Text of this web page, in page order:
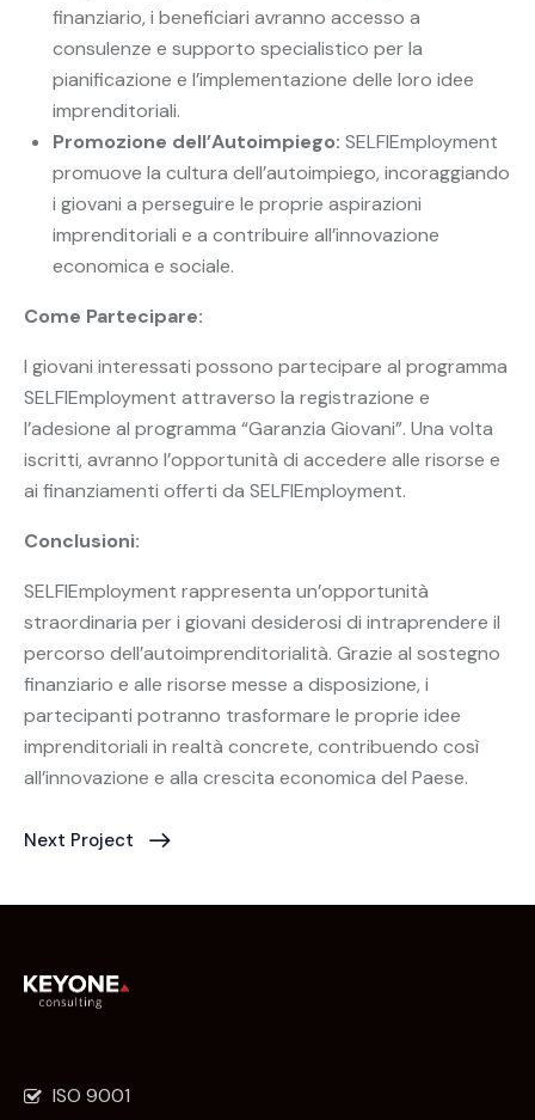
finanziario, i beneficiari avranno accesso a
consulenze e supporto specialistico per la
pianificazione e l’implementazione delle loro idee
imprenditoriali.
Promozione dell’Autoimpiego: SELFIEmployment
promuove la cultura dell’autoimpiego, incoraggiando
i giovani a perseguire le proprie aspirazioni
imprenditoriali e a contribuire all’innovazione
economica e sociale.
Come Partecipare:
I giovani interessati possono partecipare al programma
SELFIEmployment attraverso la registrazione e
l’adesione al programma “Garanzia Giovani”. Una volta
iscritti, avranno l’opportunità di accedere alle risorse e
ai finanziamenti offerti da SELFIEmployment.
Conclusioni:
SELFIEmployment rappresenta un’opportunità
straordinaria per i giovani desiderosi di intraprendere il
percorso dell’autoimprenditorialità. Grazie al sostegno
finanziario e alle risorse messe a disposizione, i
partecipanti potranno trasformare le proprie idee
imprenditoriali in realtà concrete, contribuendo così
all’innovazione e alla crescita economica del Paese.
Next Project
ISO 9001